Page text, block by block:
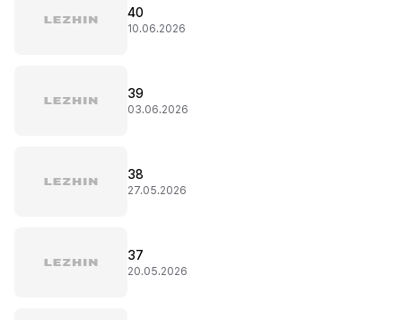
40
10.06.2026
39
03.06.2026
38
27.05.2026
37
20.05.2026